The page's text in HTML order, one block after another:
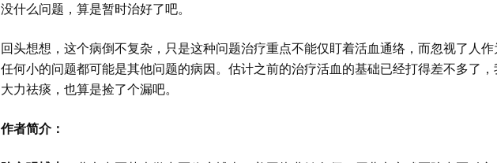
没什么问题，算是暂时治好了吧。
回头想想，这个病倒不复杂，只是这种问题治疗重点不能仅盯着活血通络，而忽视了人作
任何小的问题都可能是其他问题的病因。估计之前的治疗活血的基础已经打得差不多了，
大力祛痰，也算是捡了个漏吧。
作者简介：